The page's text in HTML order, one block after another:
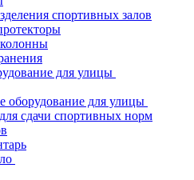
спортивных залов
для улицы
оборудование для улицы
сдачи спортивных норм